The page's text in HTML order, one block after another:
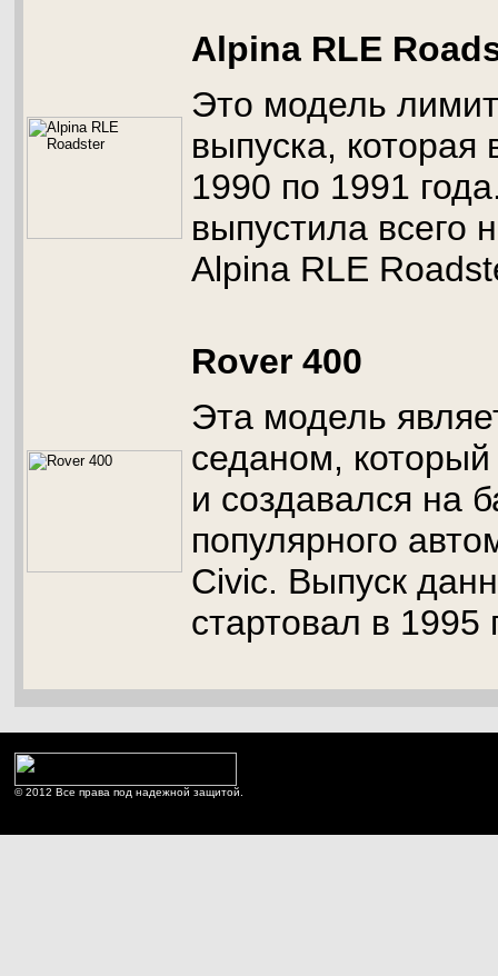
Alpina RLE
Это модель
выпуска, которая
1990 по 1991
выпустила всего
Alpina RLE
Rover 400
Эта модель
седаном,
и создавался на
популярного
Civic. Выпуск
стартовал в 1995
© 2012 Все права под надежной защитой.